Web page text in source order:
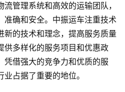
管理系统和高效的运输团队，
准确和安全。中振运车注重技术
新的技术和理念，提高服务质量
供多样化的服务项目和优惠政
凭借强大的竞争力和优质的服
占据了重要的地位。